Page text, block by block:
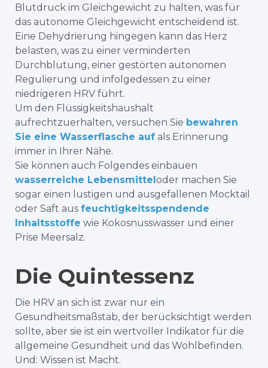
Blutdruck im Gleichgewicht zu halten, was für
das autonome Gleichgewicht entscheidend ist.
Eine Dehydrierung hingegen kann das Herz
belasten, was zu einer verminderten
Durchblutung, einer gestörten autonomen
Regulierung und infolgedessen zu einer
niedrigeren HRV führt.
Um den Flüssigkeitshaushalt
aufrechtzuerhalten, versuchen Sie bewahren
Sie eine Wasserflasche auf als Erinnerung
immer in Ihrer Nähe.
Sie können auch Folgendes einbauen
wasserreiche Lebensmittel oder machen Sie
sogar einen lustigen und ausgefallenen Mocktail
oder Saft aus feuchtigkeitsspendende
Inhaltsstoffe wie Kokosnusswasser und einer
Prise Meersalz.
Die Quintessenz
Die HRV an sich ist zwar nur ein
Gesundheitsmaßstab, der berücksichtigt werden
sollte, aber sie ist ein wertvoller Indikator für die
allgemeine Gesundheit und das Wohlbefinden.
Und: Wissen ist Macht.